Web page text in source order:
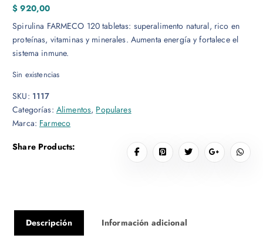
$ 920,00
Spirulina FARMECO 120 tabletas: superalimento natural, rico en
proteínas, vitaminas y minerales. Aumenta energía y fortalece el
sistema inmune.
Sin existencias
SKU: 1117
Categorías: Alimentos, Populares
Marca: Farmeco
Share Products:
Descripción Información adicional